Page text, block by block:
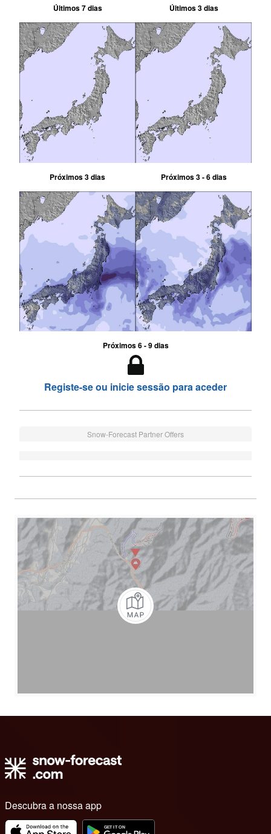
Últimos 7 dias Últimos 3 dias
Próximos 3 dias Próximos 3 - 6 dias
Próximos 6 - 9 dias
Registe-se ou inicie sessão para aceder
Snow-Forecast Partner Offers
Descubra a nossa app